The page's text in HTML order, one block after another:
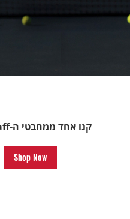
קנו אחד ממחבטי ה-Pro Staff
Shop Now